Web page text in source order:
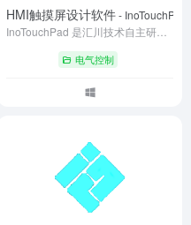
V1.9.1.6
HMI触摸屏设计软件-
电气控制